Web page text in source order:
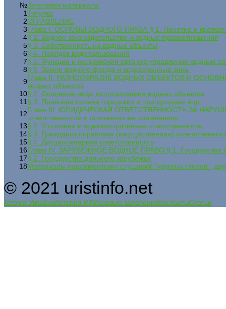
№Заголовок материала
1Титулка
2ОГЛАВЛЕНИЕ
3Глава I. ОСНОВЫ ВОДНОГО ПРАВА § 1. Понятие и краткая
4§ 2. Водное законодательство и водные правоотношения
5§ 3. Собственность на водные объекты
6§ 4. Порядок водопользования
7§ 5. Функции и полномочия органов управления водным
8§ 6. Земли водного фонда и водоохранные зоны
9Глава II. РАЗНООБРАЗИЕ ВОДНЫХ ОБЪЕКТОВ И
водных объектов
10§ 2. Основные виды использования водных объектов
11 § 3. Правовая охрана городских и пригородных вод
12Глава III. ЮРИДИЧЕСКАЯ ОТВЕТСТВЕННОСТЬ ЗА
ответственности и основания ее применения
13§ 2. Уголовная и административная ответственность
14§ 3. Гражданско-правовая (имущественная)
15§ 4. Дисциплинарная ответственность
16Глава IV. ЗАРУБЕЖНОЕ ВОДНОЕ ПРАВО § 1. Государства
17§ 2. Государства дальнего зарубежья
18Материалы парламентских слушаний "круглых столов",
© 2021 uristinfo.net
Історія УкраїниИстория РФИсковые заявленияКонтактыСтатьи